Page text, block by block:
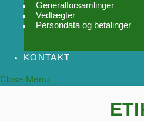
Generalforsamlinger
Vedtægter
Persondata og betalinger
KONTAKT
Close Menu